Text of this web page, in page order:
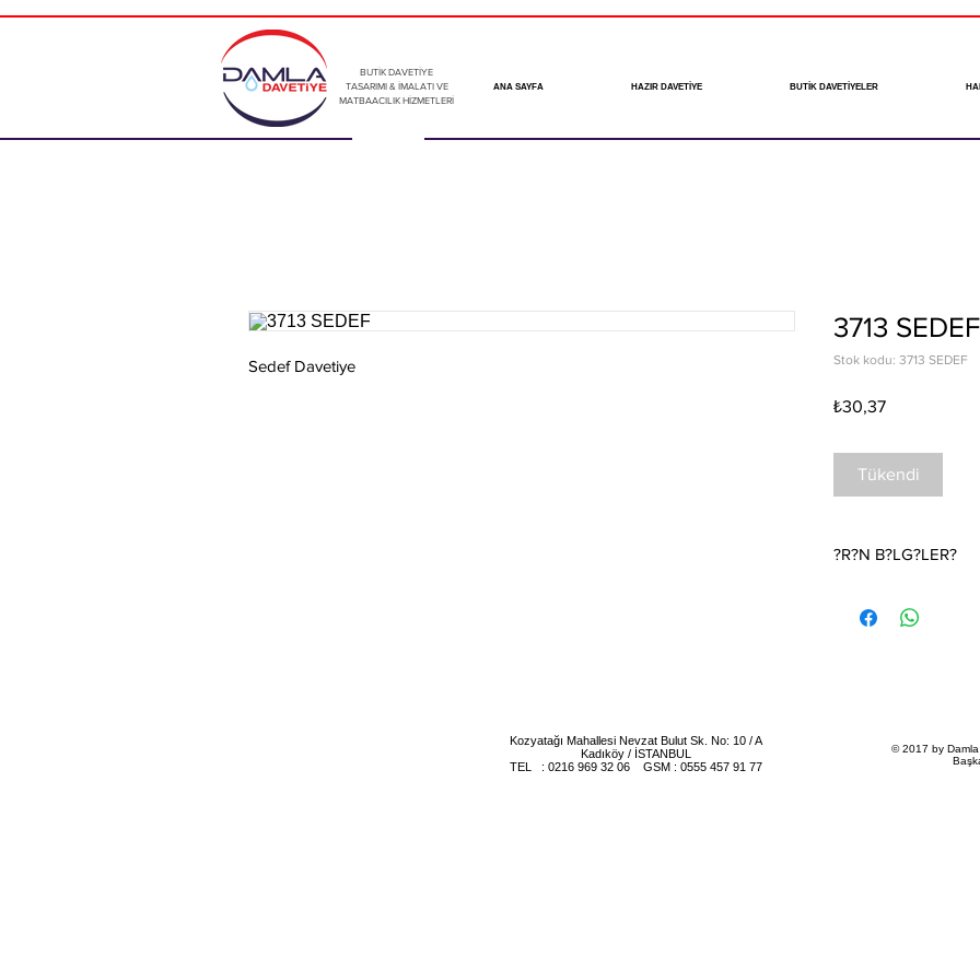
BUTİK DAVETİYE
TASARIMI & İMALATI VE
MATBAACILIK HİZMETLERİ
ANA SAYFA HAZIR DAVETİYE BUTİK DAVETİYELER
Sedef Davetiye
3713 SEDEF
Stok kodu: 3713 SEDEF
₺30,37Fiyat
Tükendi
?R?N B?LG?LER?
(1 kutu 100
Kozyatağı Mahallesi Nevzat Bulut Sk. No: 10 / A
Kadıköy / İSTANBUL
TEL : 0216 969 32 06 GSM : 0555 457 91 77
© 2017 by Damla